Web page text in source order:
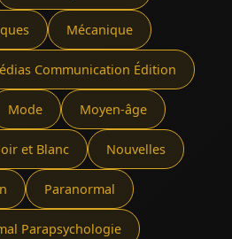
Mécanique
Communication Édition
Mode Moyen-âge
et Blanc Nouvelles
Paranormal
Parapsychologie